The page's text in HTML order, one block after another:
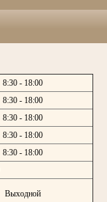
8:30 - 18:00
8:30 - 18:00
8:30 - 18:00
8:30 - 18:00
8:30 - 18:00
Выходной